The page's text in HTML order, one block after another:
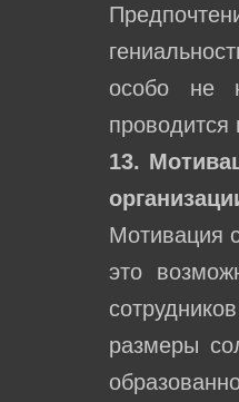
особо не
проводится
13.
Мотивация
это
размеры